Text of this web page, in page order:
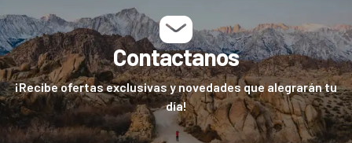
Contactanos
¡Recibe ofertas exclusivas y novedades que alegrarán tu
día!